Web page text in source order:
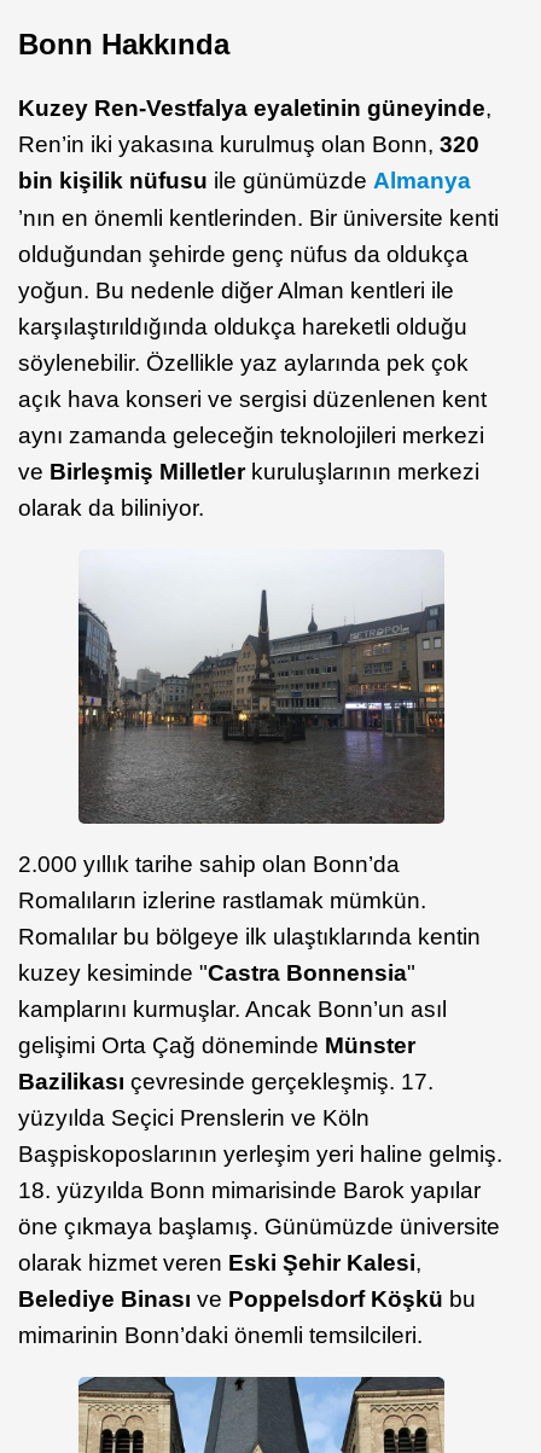
Bonn Hakkında
Kuzey Ren-Vestfalya eyaletinin güneyinde,
Ren’in iki yakasına kurulmuş olan Bonn, 320
bin kişilik nüfusu ile günümüzde Almanya
’nın en önemli kentlerinden. Bir üniversite kenti
olduğundan şehirde genç nüfus da oldukça
yoğun. Bu nedenle diğer Alman kentleri ile
karşılaştırıldığında oldukça hareketli olduğu
söylenebilir. Özellikle yaz aylarında pek çok
açık hava konseri ve sergisi düzenlenen kent
aynı zamanda geleceğin teknolojileri merkezi
ve Birleşmiş Milletlerkuruluşlarının merkezi
olarak da biliniyor.
2.000 yıllık tarihe sahip olan Bonn’da
Romalıların izlerine rastlamak mümkün.
Romalılar bu bölgeye ilk ulaştıklarında kentin
kuzey kesiminde "Castra Bonnensia"
kamplarını kurmuşlar. Ancak Bonn’un asıl
gelişimi Orta Çağ döneminde Münster
Bazilikası çevresinde gerçekleşmiş. 17.
yüzyılda Seçici Prenslerin ve Köln
Başpiskoposlarının yerleşim yeri haline gelmiş.
18. yüzyılda Bonn mimarisinde Barok yapılar
öne çıkmaya başlamış. Günümüzde üniversite
olarak hizmet veren Eski Şehir Kalesi,
Belediye Binası ve Poppelsdorf Köşkü bu
mimarinin Bonn’daki önemli temsilcileri.